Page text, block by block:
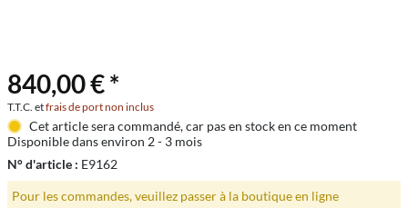
840,00 € *
T.T.C. etfrais de port non inclus
Cet article sera commandé, car pas en stock en ce moment
Disponible dans environ 2 - 3 mois
N° d'article : E9162
Pour les commandes, veuillez passer à la boutique en ligne